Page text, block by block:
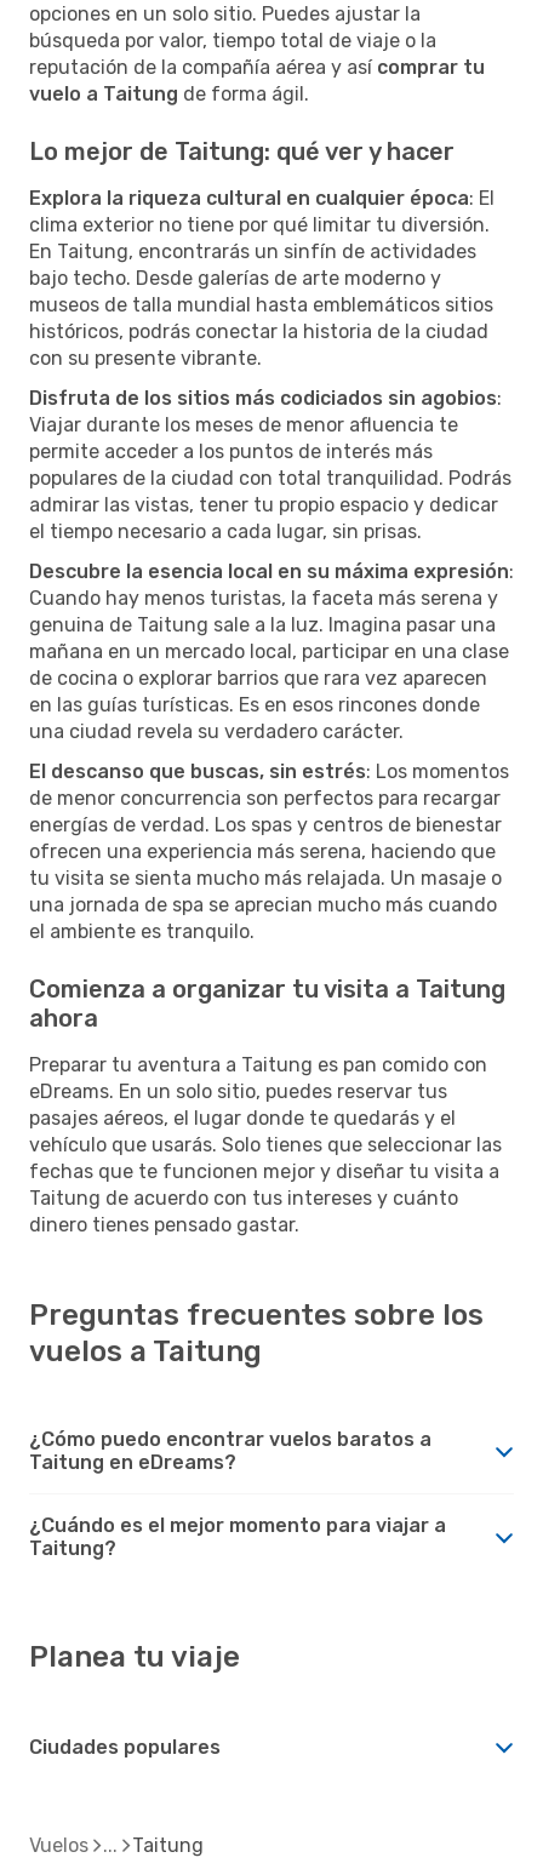
opciones en un solo sitio. Puedes ajustar la
búsqueda por valor, tiempo total de viaje o la
reputación de la compañía aérea y así comprar tu
vuelo a Taitung de forma ágil.
Lo mejor de Taitung: qué ver y hacer
Explora la riqueza cultural en cualquier época: El
clima exterior no tiene por qué limitar tu diversión.
En Taitung, encontrarás un sinfín de actividades
bajo techo. Desde galerías de arte moderno y
museos de talla mundial hasta emblemáticos sitios
históricos, podrás conectar la historia de la ciudad
con su presente vibrante.
Disfruta de los sitios más codiciados sin agobios:
Viajar durante los meses de menor afluencia te
permite acceder a los puntos de interés más
populares de la ciudad con total tranquilidad. Podrás
admirar las vistas, tener tu propio espacio y dedicar
el tiempo necesario a cada lugar, sin prisas.
Descubre la esencia local en su máxima expresión:
Cuando hay menos turistas, la faceta más serena y
genuina de Taitung sale a la luz. Imagina pasar una
mañana en un mercado local, participar en una clase
de cocina o explorar barrios que rara vez aparecen
en las guías turísticas. Es en esos rincones donde
una ciudad revela su verdadero carácter.
El descanso que buscas, sin estrés: Los momentos
de menor concurrencia son perfectos para recargar
energías de verdad. Los spas y centros de bienestar
ofrecen una experiencia más serena, haciendo que
tu visita se sienta mucho más relajada. Un masaje o
una jornada de spa se aprecian mucho más cuando
el ambiente es tranquilo.
Comienza a organizar tu visita a Taitung
ahora
Preparar tu aventura a Taitung es pan comido con
eDreams. En un solo sitio, puedes reservar tus
pasajes aéreos, el lugar donde te quedarás y el
vehículo que usarás. Solo tienes que seleccionar las
fechas que te funcionen mejor y diseñar tu visita a
Taitung de acuerdo con tus intereses y cuánto
dinero tienes pensado gastar.
Preguntas frecuentes sobre los
vuelos a Taitung
¿Cómo puedo encontrar vuelos baratos a
Taitung en eDreams?
¿Cuándo es el mejor momento para viajar a
Taitung?
Planea tu viaje
Ciudades populares
Vuelos Taitung